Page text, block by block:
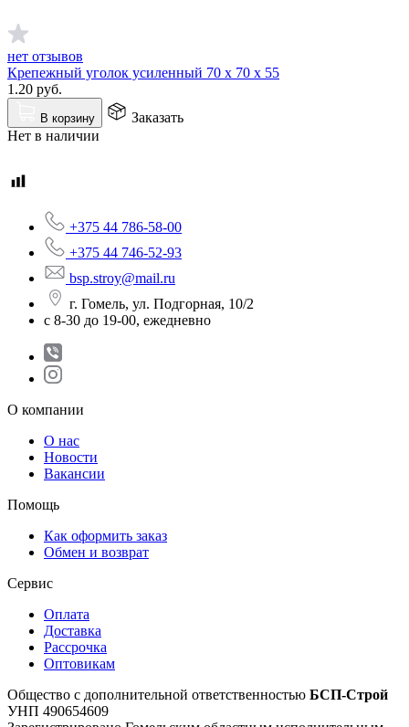
нет отзывов
Крепежный уголок усиленный 70 х 70 х 55
1.20 руб.
В корзину
Заказать
Нет в наличии
+375 44 786-58-00
+375 44 746-52-93
bsp.stroy@mail.ru
г. Гомель, ул. Подгорная, 10/2
с 8-30 до 19-00, ежедневно
О компании
О нас
Новости
Вакансии
Помощь
Как оформить заказ
Обмен и возврат
Сервис
Оплата
Доставка
Рассрочка
Оптовикам
Общество с дополнительной ответственностью БСП-Строй
УНП 490654609